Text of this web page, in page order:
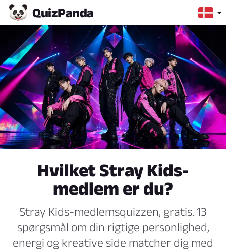
QuizPanda
Hvilket Stray Kids-
medlem er du?
Stray Kids-medlemsquizzen, gratis. 13
spørgsmål om din rigtige personlighed,
energi og kreative side matcher dig med